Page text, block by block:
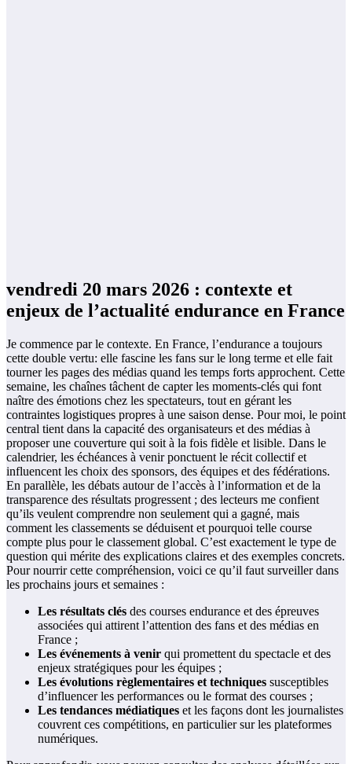
vendredi 20 mars 2026 : contexte et
enjeux de l’actualité endurance en France
Je commence par le contexte. En France, l’endurance a toujours
cette double vertu: elle fascine les fans sur le long terme et elle fait
tourner les pages des médias quand les temps forts approchent. Cette
semaine, les chaînes tâchent de capter les moments-clés qui font
naître des émotions chez les spectateurs, tout en gérant les
contraintes logistiques propres à une saison dense. Pour moi, le point
central tient dans la capacité des organisateurs et des médias à
proposer une couverture qui soit à la fois fidèle et lisible. Dans le
calendrier, les échéances à venir ponctuent le récit collectif et
influencent les choix des sponsors, des équipes et des fédérations.
En parallèle, les débats autour de l’accès à l’information et de la
transparence des résultats progressent ; des lecteurs me confient
qu’ils veulent comprendre non seulement qui a gagné, mais
comment les classements se déduisent et pourquoi telle course
compte plus pour le classement global. C’est exactement le type de
question qui mérite des explications claires et des exemples concrets.
Pour nourrir cette compréhension, voici ce qu’il faut surveiller dans
les prochains jours et semaines :
Les résultats clés des courses endurance et des épreuves
associées qui attirent l’attention des fans et des médias en
France ;
Les événements à venir qui promettent du spectacle et des
enjeux stratégiques pour les équipes ;
Les évolutions règlementaires et techniques susceptibles
d’influencer les performances ou le format des courses ;
Les tendances médiatiques et les façons dont les journalistes
couvrent ces compétitions, en particulier sur les plateformes
numériques.